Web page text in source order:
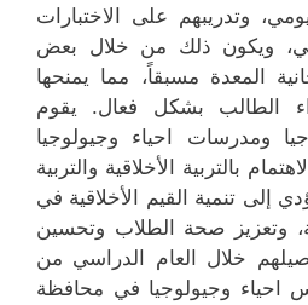
وتدريبهم على الاختبارات
ويكون ذلك من خلال بعض
المعدة مسبقاً، مما يمنحها
الطالب بشكل فعال. يقوم
ومدرسات احياء وجيولوجيا
بالتربية الأخلاقية والتربية
إلى تنمية القيم الأخلاقية في
وتعزيز صحة الطلاب وتحسين
خلال العام الدراسي من
احياء وجيولوجيا في محافظة